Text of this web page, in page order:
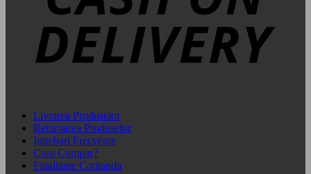
Livrarea Produselor
Returnarea Produselor
Intrebari Frecvente
Cum Cumpar?
Finalizare Comanda